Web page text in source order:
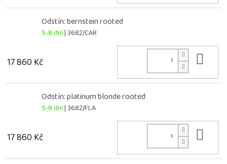
Odstín: bernstein rooted
5-8 dní| 3682/CAR
17 860 Kč
Odstín: platinum blonde rooted
5-8 dní| 3682/FLA
17 860 Kč